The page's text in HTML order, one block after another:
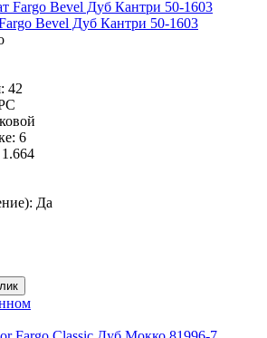
Bevel Дуб Кантри 50-1603
42
6
1.664
Да